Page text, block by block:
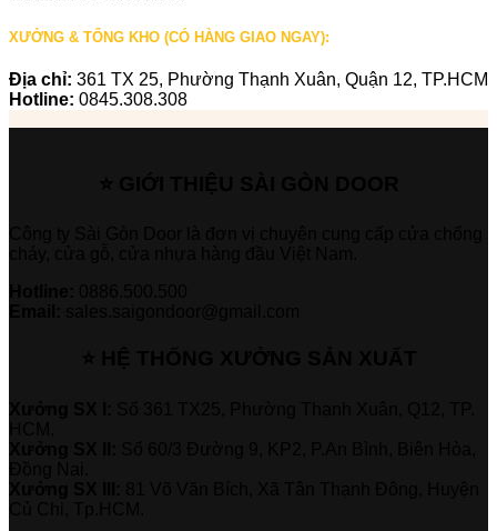
XƯỞNG & TỔNG KHO (CÓ HÀNG GIAO NGAY):
Địa chỉ: 361 TX 25, Phường Thạnh Xuân, Quận 12, TP.HCM
Hotline: 0845.308.308